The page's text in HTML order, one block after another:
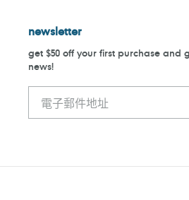
newsletter
get $50 off your first purchase and
news!